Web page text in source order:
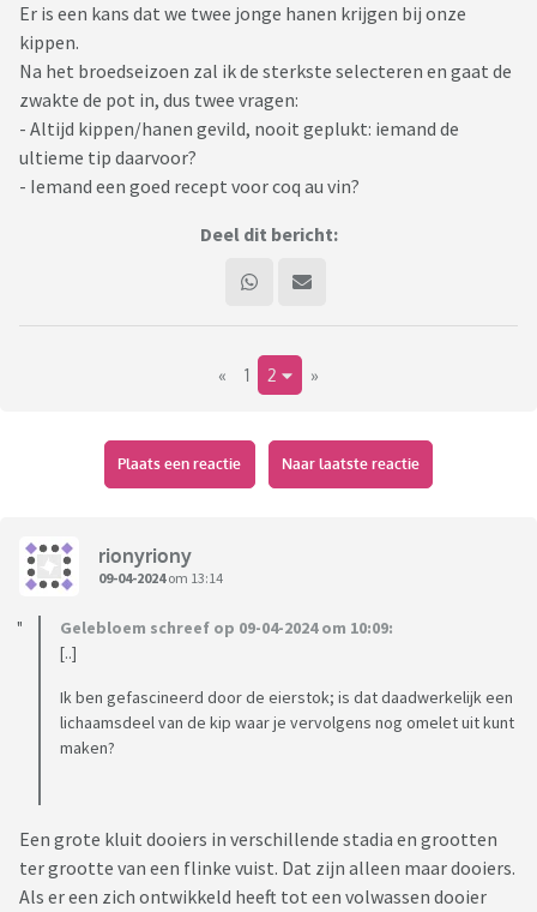
Er is een kans dat we twee jonge hanen krijgen bij onze
kippen.
Na het broedseizoen zal ik de sterkste selecteren en gaat de
zwakte de pot in, dus twee vragen:
- Altijd kippen/hanen gevild, nooit geplukt: iemand de
ultieme tip daarvoor?
- Iemand een goed recept voor coq au vin?
Deel dit bericht:
« 1 2 »
Plaats een reactie Naar laatste reactie
rionyriony
09-04-2024om 13:14
Gelebloem schreef op 09-04-2024 om 10:09:
[..]
Ik ben gefascineerd door de eierstok; is dat daadwerkelijk een
lichaamsdeel van de kip waar je vervolgens nog omelet uit kunt
maken?
Een grote kluit dooiers in verschillende stadia en grootten
ter grootte van een flinke vuist. Dat zijn alleen maar dooiers.
Als er een zich ontwikkeld heeft tot een volwassen dooier